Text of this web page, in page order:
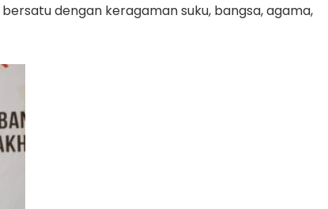
dengan keragaman suku, bangsa, agama,